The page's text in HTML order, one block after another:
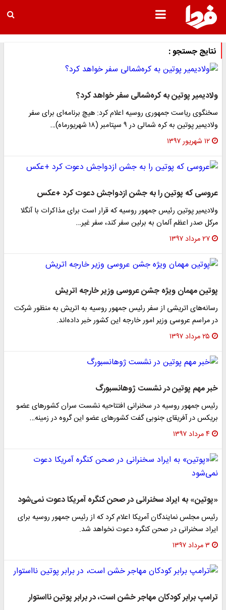
نتایج جستجو :
ولادیمیر پوتین به کره‌شمالی سفر خواهد کرد؟
سخنگوی ریاست جمهوری روسیه اعلام کرد: هیچ برنامه‌ای برای سفر
ولادیمیر پوتین به کره شمالی در ۹ سپتامبر (۱۸ شهریورماه)…
۱۲ شهریور ۱۳۹۷
عروسی که پوتین را به جشن ازدواجش دعوت کرد +عکس
ولادیمیر پوتین رئیس جمهور روسیه که قرار است برای مذاکرات با آنگلا
مرکل صدر اعظم آلمان به برلین سفر کند، سفر غیر…
۲۷ مرداد ۱۳۹۷
پوتین مهمان ویژه جشن عروسی وزیر خارجه اتریش
رسانه‌های اتریشی از سفر رئیس جمهور روسیه به اتریش به منظور شرکت
در مراسم عروسی وزیر امور خارجه این کشور خبر داده‌اند.
۲۵ مرداد ۱۳۹۷
خبر مهم پوتین در نشست ژوهانسبورگ
رئیس جمهور روسیه در سخنرانی افتتاحیه نشست سران کشورهای عضو
بریکس در آفریقای جنوبی گفت کشورهای عضو این گروه در زمینه…
۴ مرداد ۱۳۹۷
«پوتین» به ایراد سخنرانی در صحن کنگره آمریکا دعوت نمی‌شود
رئیس مجلس نمایندگان آمریکا اعلام کرد که از رئیس جمهور روسیه برای
ایراد سخنرانی در صحن کنگره دعوت نخواهد شد.
۳ مرداد ۱۳۹۷
ترامپ برابر کودکان مهاجر خشن است، در برابر پوتین نااستوار